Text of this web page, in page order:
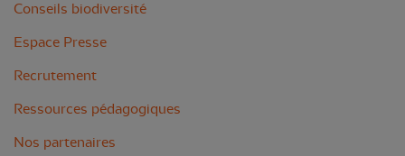
Conseils biodiversité
Espace Presse
Recrutement
Ressources pédagogiques
Nos partenaires